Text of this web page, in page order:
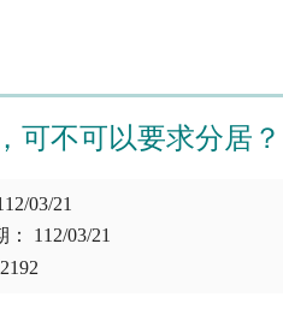
可不可以要求分居？
03/21
： 112/03/21